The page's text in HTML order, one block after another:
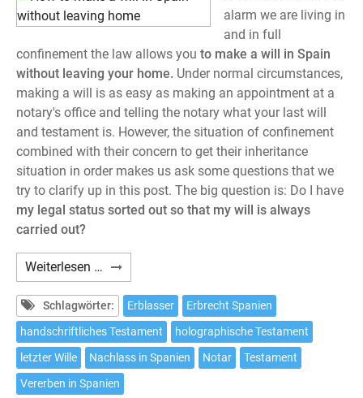
alarm we are living in
and in full
confinement the law allows you to make a will in Spain
without leaving your home. Under normal circumstances,
making a will is as easy as making an appointment at a
notary's office and telling the notary what your last will
and testament is. However, the situation of confinement
combined with their concern to get their inheritance
situation in order makes us ask some questions that we
try to clarify up in this post. The big question is: Do I have
my legal status sorted out so that my will is always
carried out?
Weiterlesen … How
to
make
a
will
in
Spain
Schlagwörter: Erblasser
Erbrecht Spanien
handschriftliches Testament
holographische Testament
letzter Wille
Nachlass in Spanien Notar
Testament
Vererben in Spanien